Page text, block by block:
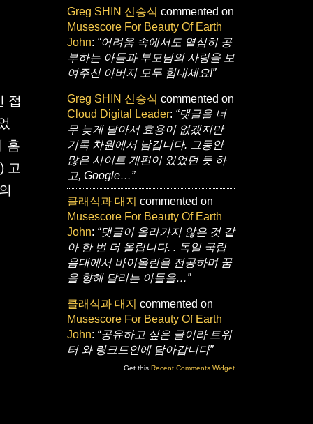
접
홈
고
Greg SHIN 신승식 commented on
Musescore For Beauty Of Earth
John: “어려움 속에서도 열심히 공
부하는 아들과 부모님의 사랑을 보
여주신 아버지 모두 힘내세요!”
Greg SHIN 신승식 commented on
Cloud Digital Leader: “댓글을 너
무 늦게 달아서 효용이 없겠지만
기록 차원에서 남깁니다. 그동안
많은 사이트 개편이 있었던 듯 하
고, Google…”
클래식과 대지 commented on
Musescore For Beauty Of Earth
John: “댓글이 올라가지 않은 것 같
아 한 번 더 올립니다. . 독일 국립
음대에서 바이올린을 전공하며 꿈
을 향해 달리는 아들을…”
클래식과 대지 commented on
Musescore For Beauty Of Earth
John: “공유하고 싶은 글이라 트위
터 와 링크드인에 담아갑니다”
Get this Recent Comments Widget